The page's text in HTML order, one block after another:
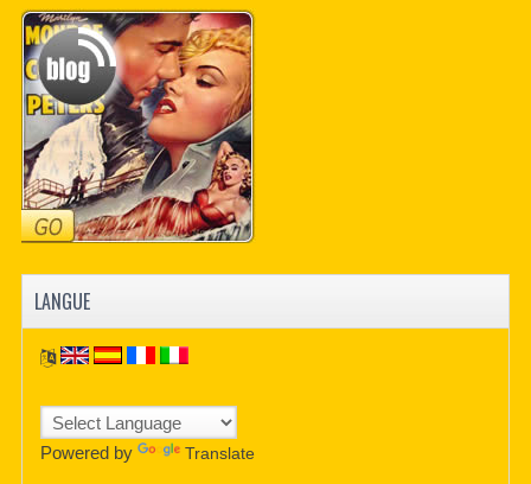
LANGUE
Powered by Translate